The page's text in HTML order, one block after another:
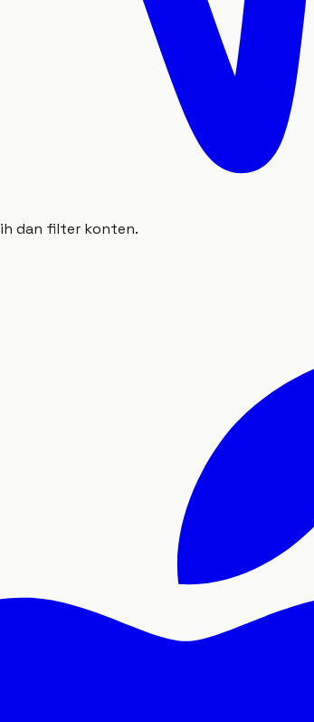
dan filter konten.